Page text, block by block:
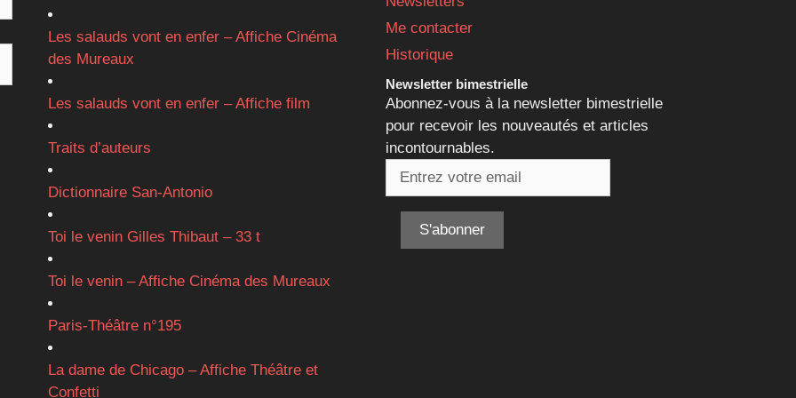
Les salauds vont en enfer – Affiche Cinéma
des Mureaux
Les salauds vont en enfer – Affiche film
Traits d’auteurs
Dictionnaire San-Antonio
Toi le venin Gilles Thibaut – 33 t
Toi le venin – Affiche Cinéma des Mureaux
Paris-Théâtre n°195
La dame de Chicago – Affiche Théâtre et
Confetti
Me contacter
Historique
Newsletter bimestrielle
Abonnez-vous à la newsletter bimestrielle
pour recevoir les nouveautés et articles
incontournables.